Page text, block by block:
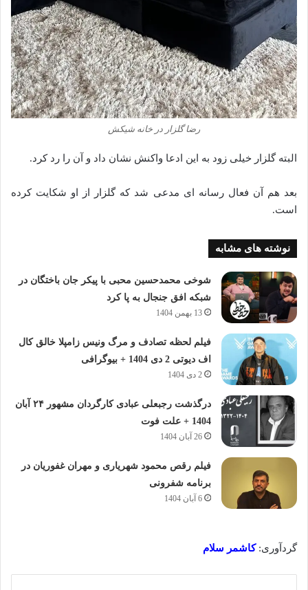
رضا گلزار در خانه شیکش‌
البته گلزار خیلی زود به این ادعا واکنش نشان داد و آن را رد کرد.
بعد هم آن فعال رسانه ای مدعی شد که گلزار از او شکایت کرده
است.
نوشته های مشابه
شوخی محمدحسین محبی با پیکر جان باختگان در
شبکه افق جنجال به پا کرد
13 بهمن 1404
فیلم لحظه تصادف و مرگ ونیس زامپلا خالق کال
اف دیوتی 2 دی 1404 + بیوگرافی
2 دی 1404
درگذشت رجبعلی عبادی کارگردان مشهور ۲۴ آبان
1404 + علت فوت
26 آبان 1404
فیلم رقص محمود شهریاری و مهران غفوریان در
برنامه شفرونی
6 آبان 1404
گردآوری:کاشمر سلام